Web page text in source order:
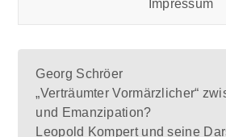
Impressum
Georg Schröer
„Verträumter Vormärzlicher“
und Emanzipation?
Leopold Kompert und seine